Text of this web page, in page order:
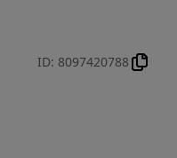
ID: 8097420788